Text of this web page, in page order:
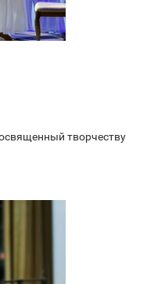
творчеству